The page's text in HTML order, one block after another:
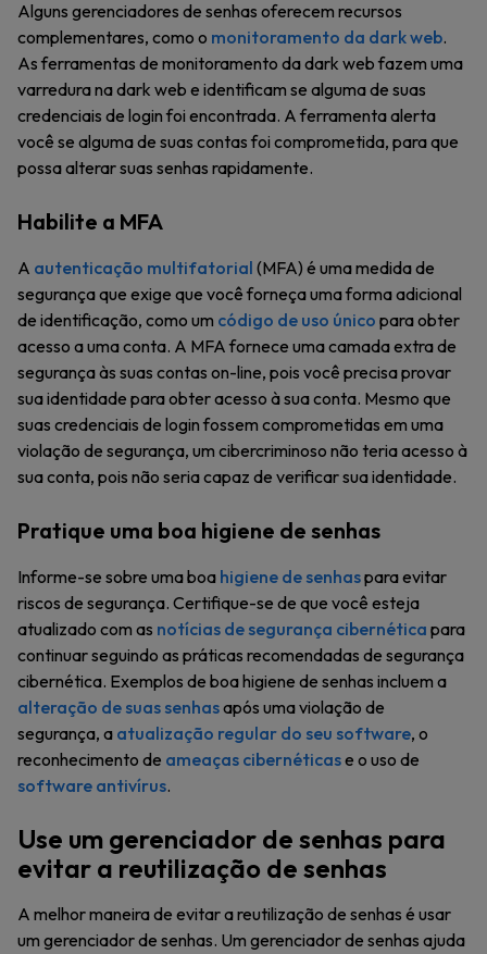
Alguns gerenciadores de senhas oferecem recursos
complementares, como o monitoramento da dark web.
As ferramentas de monitoramento da dark web fazem uma
varredura na dark web e identificam se alguma de suas
credenciais de login foi encontrada. A ferramenta alerta
você se alguma de suas contas foi comprometida, para que
possa alterar suas senhas rapidamente.
Habilite a MFA
A autenticação multifatorial (MFA) é uma medida de
segurança que exige que você forneça uma forma adicional
de identificação, como um código de uso único para obter
acesso a uma conta. A MFA fornece uma camada extra de
segurança às suas contas on-line, pois você precisa provar
sua identidade para obter acesso à sua conta. Mesmo que
suas credenciais de login fossem comprometidas em uma
violação de segurança, um cibercriminoso não teria acesso à
sua conta, pois não seria capaz de verificar sua identidade.
Pratique uma boa higiene de senhas
Informe-se sobre uma boa higiene de senhaspara evitar
riscos de segurança. Certifique-se de que você esteja
atualizado com as notícias de segurança cibernética para
continuar seguindo as práticas recomendadas de segurança
cibernética. Exemplos de boa higiene de senhas incluem a
alteração de suas senhasapós uma violação de
segurança, a atualização regular do seu software, o
reconhecimento de ameaças cibernéticase o uso de
software antivírus.
Use um gerenciador de senhas para
evitar a reutilização de senhas
A melhor maneira de evitar a reutilização de senhas é usar
um gerenciador de senhas. Um gerenciador de senhas ajuda